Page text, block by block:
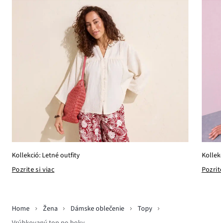
Kollekció: Letné outfity
Pozrite si viac
Home Žena Dámske oblečenie
Topy